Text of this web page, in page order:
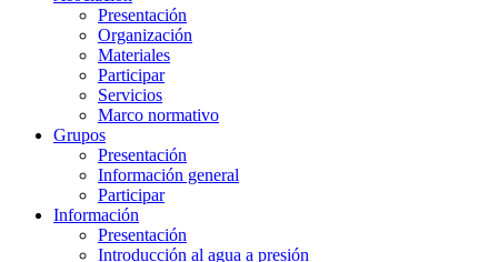
Presentación
Organización
Materiales
Participar
Servicios
Marco normativo
Grupos
Presentación
Información general
Participar
Información
Presentación
Introducción al agua a presión